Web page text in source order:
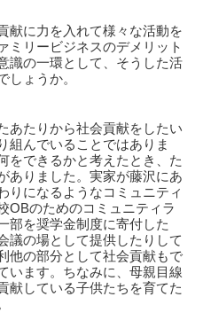
献に力を入れて様々な活動を
ミリービジネスのデメリット
識の一環として、そうした活
しょうか。
あたりから社会貢献をしたい
組んでいることではありま
をできるかと考えたとき、た
ありました。実家が藤沢にあ
りになるようなコミュニティ
OBのためのコミュニティラ
部を奨学金制度に寄付した
議の場として提供したりして
他の部分として社会貢献もで
います。ちなみに、母親目線
献している子供たちを育てた